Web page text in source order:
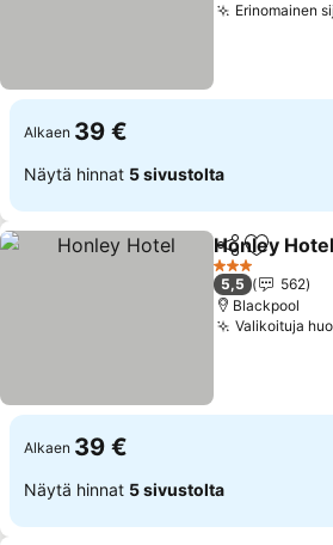
Erinomainen
Alkaen 39 €
Näytä hinnat 5 sivustolta
Jaa Lisää
Honley Hotel
3 Tähtiluokitus
5,5
562
Blackpool
Valikoituja
Alkaen 39 €
Näytä hinnat 5 sivustolta